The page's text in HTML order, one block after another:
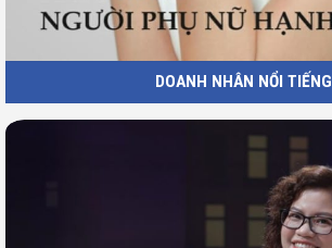
DOANH NHÂN NỔI TIẾNG